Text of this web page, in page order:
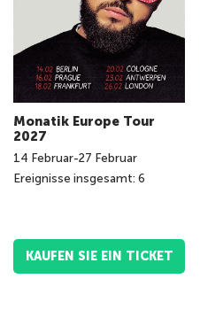
Monatik Europe Tour
2027
14 Februar-27 Februar
Ereignisse insgesamt: 6
KAUFEN SIE EIN TICKET